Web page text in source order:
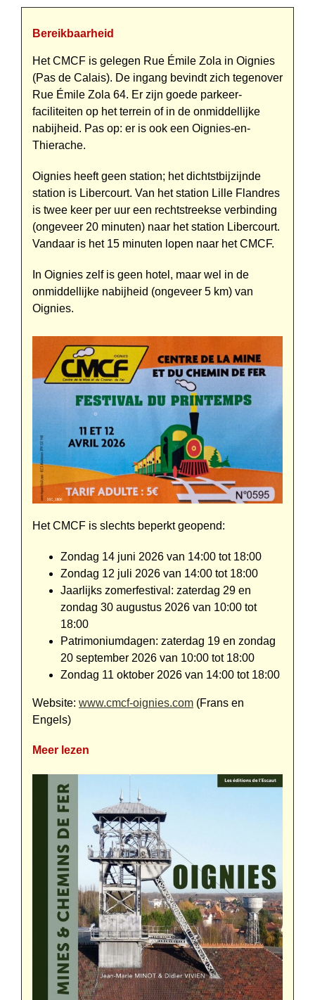
Bereikbaarheid
Het CMCF is gelegen Rue Émile Zola in Oignies
(Pas de Calais). De ingang bevindt zich tegenover
Rue Émile Zola 64. Er zijn goede parkeer­
faciliteiten op het terrein of in de onmiddellijke
nabijheid. Pas op: er is ook een Oignies-en-
Thierache.
Oignies heeft geen station; het dichtstbijzijnde
station is Libercourt. Van het station Lille Flandres
is twee keer per uur een rechtstreekse verbinding
(ongeveer 20 minuten) naar het station Libercourt.
Vandaar is het 15 minuten lopen naar het CMCF.
In Oignies zelf is geen hotel, maar wel in de
onmiddellijke nabijheid (ongeveer 5 km) van
Oignies.
Het CMCF is slechts beperkt geopend:
Zondag 14 juni 2026 van 14:00 tot 18:00
Zondag 12 juli 2026 van 14:00 tot 18:00
Jaarlijks zomerfestival: zaterdag 29 en
zondag 30 augustus 2026 van 10:00 tot
18:00
Patrimoniumdagen: zaterdag 19 en zondag
20 september 2026 van 10:00 tot 18:00
Zondag 11 oktober 2026 van 14:00 tot 18:00
Website: www.cmcf-oignies.com (Frans en
Engels)
Meer lezen